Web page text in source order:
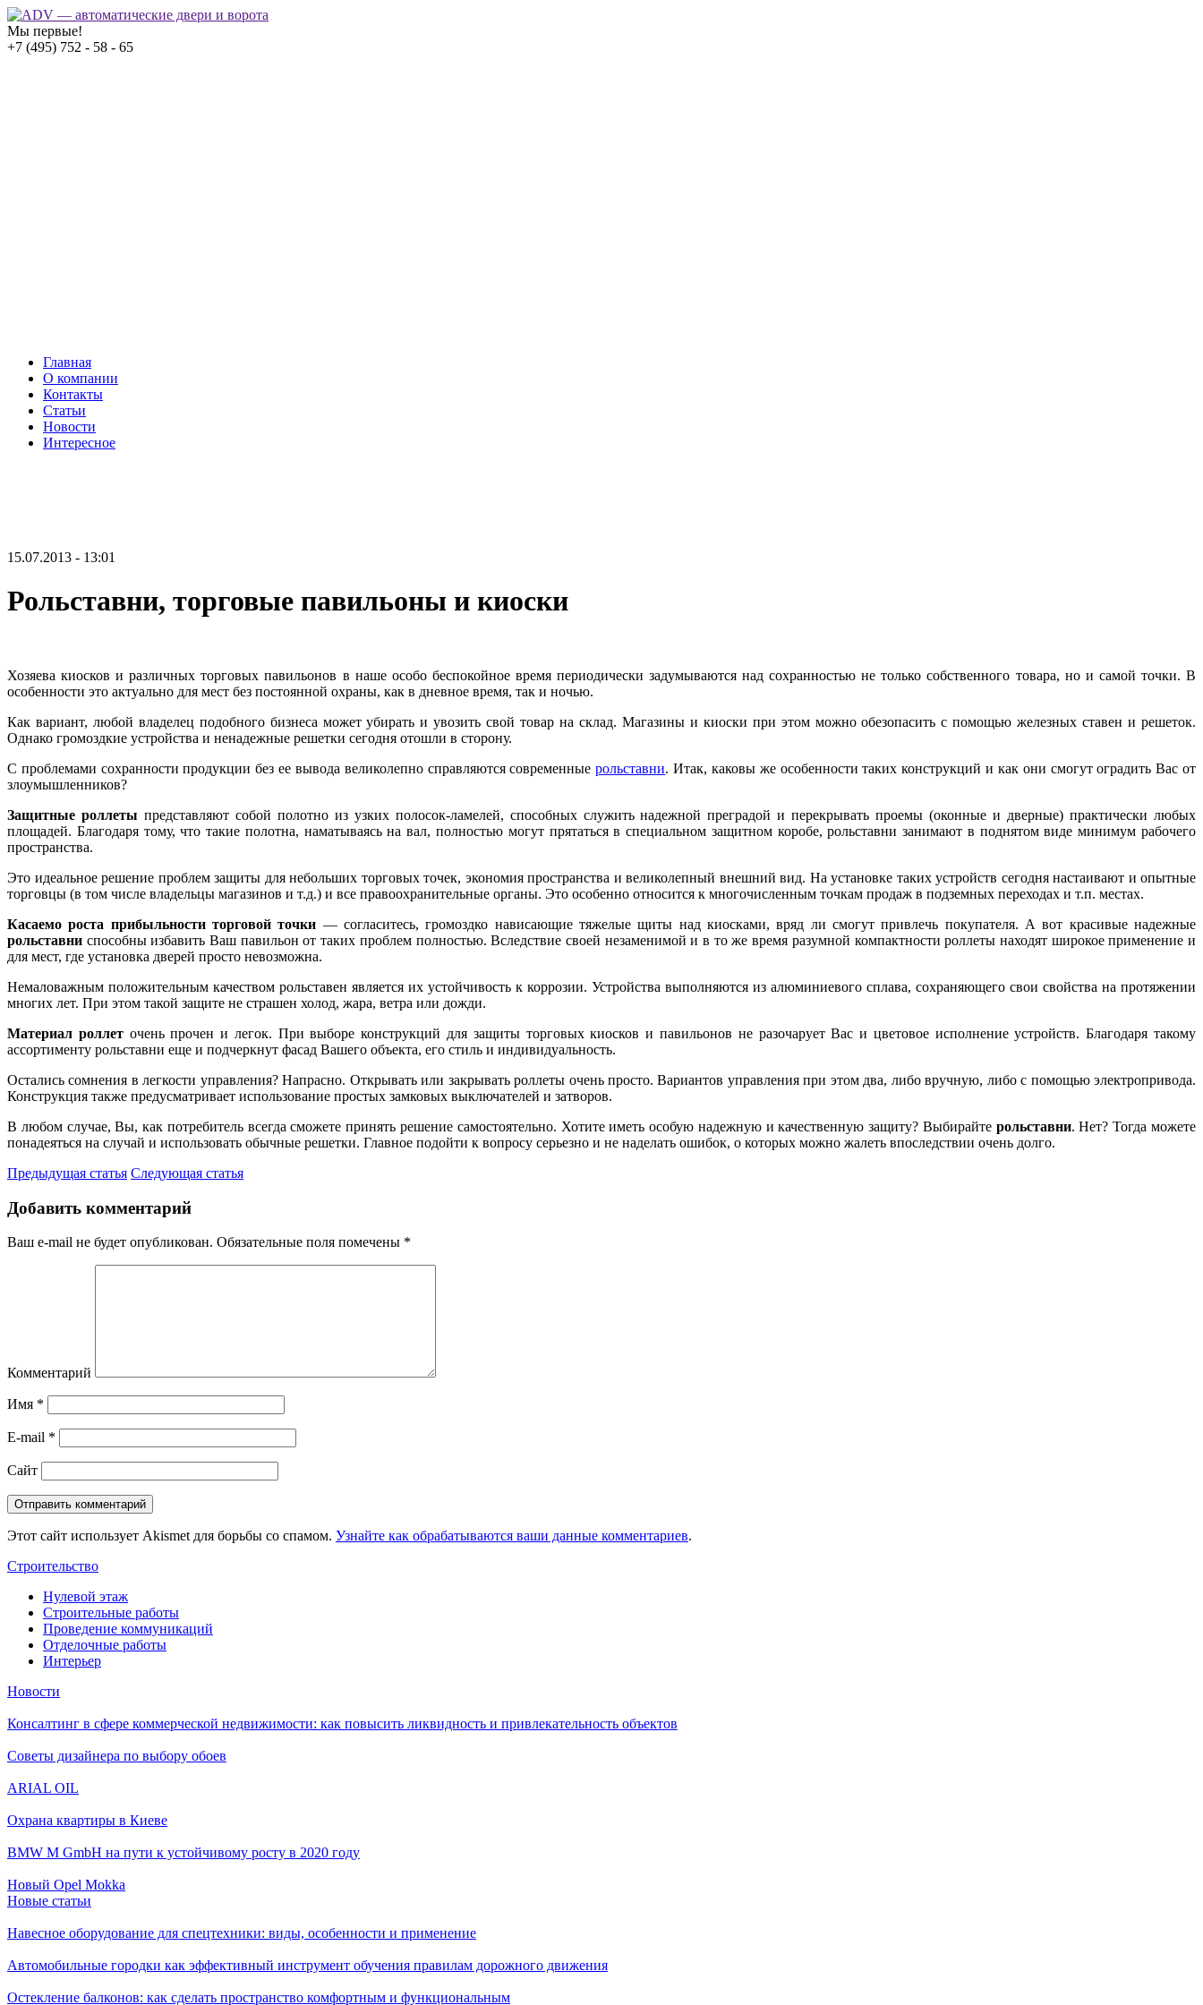
Мы первые!
+7 (495) 752 - 58 - 65
Главная
О компании
Контакты
Статьи
Новости
Интересное
15.07.2013 - 13:01
Рольставни, торговые павильоны и киоски
Хозяева киосков и различных торговых павильонов в наше особо беспокойное время периодически задумываются над сохранностью не только собственного товара, но и самой точки. В
особенности это актуально для мест без постоянной охраны, как в дневное время, так и ночью.
Как вариант, любой владелец подобного бизнеса может убирать и увозить свой товар на склад. Магазины и киоски при этом можно обезопасить с помощью железных ставен и решеток.
Однако громоздкие устройства и ненадежные решетки сегодня отошли в сторону.
С проблемами сохранности продукции без ее вывода великолепно справляются современныерольставни. Итак, каковы же особенности таких конструкций и как они смогут оградить Вас от
злоумышленников?
Защитные роллеты представляют собой полотно из узких полосок-ламелей, способных служить надежной преградой и перекрывать проемы (оконные и дверные) практически любых
площадей. Благодаря тому, что такие полотна, наматываясь на вал, полностью могут прятаться в специальном защитном коробе, рольставни занимают в поднятом виде минимум рабочего
пространства.
Это идеальное решение проблем защиты для небольших торговых точек, экономия пространства и великолепный внешний вид. На установке таких устройств сегодня настаивают и опытные
торговцы (в том числе владельцы магазинов и т.д.) и все правоохранительные органы. Это особенно относится к многочисленным точкам продаж в подземных переходах и т.п. местах.
Касаемо роста прибыльности торговой точки — согласитесь, громоздко нависающие тяжелые щиты над киосками, вряд ли смогут привлечь покупателя. А вот красивые надежные
рольставни способны избавить Ваш павильон от таких проблем полностью. Вследствие своей незаменимой и в то же время разумной компактности роллеты находят широкое применение и
для мест, где установка дверей просто невозможна.
Немаловажным положительным качеством рольставен является их устойчивость к коррозии. Устройства выполняются из алюминиевого сплава, сохраняющего свои свойства на протяжении
многих лет. При этом такой защите не страшен холод, жара, ветра или дожди.
Материал роллеточень прочен и легок. При выборе конструкций для защиты торговых киосков и павильонов не разочарует Вас и цветовое исполнение устройств. Благодаря такому
ассортименту рольставни еще и подчеркнут фасад Вашего объекта, его стиль и индивидуальность.
Остались сомнения в легкости управления? Напрасно. Открывать или закрывать роллеты очень просто. Вариантов управления при этом два, либо вручную, либо с помощью электропривода.
Конструкция также предусматривает использование простых замковых выключателей и затворов.
В любом случае, Вы, как потребитель всегда сможете принять решение самостоятельно. Хотите иметь особую надежную и качественную защиту? Выбирайте рольставни. Нет? Тогда можете
понадеяться на случай и использовать обычные решетки. Главное подойти к вопросу серьезно и не наделать ошибок, о которых можно жалеть впоследствии очень долго.
Предыдущая статья Следующая статья
Добавить комментарий
Ваш e-mail не будет опубликован. Обязательные поля помечены *
Комментарий
Имя *
E-mail *
Сайт
Этот сайт использует Akismet для борьбы со спамом. Узнайте как обрабатываются ваши данные комментариев.
Строительство
Нулевой этаж
Строительные работы
Проведение коммуникаций
Отделочные работы
Интерьер
Новости
Консалтинг в сфере коммерческой недвижимости: как повысить ликвидность и привлекательность объектов
Советы дизайнера по выбору обоев
ARIAL OIL
Охрана квартиры в Киеве
BMW M GmbH на пути к устойчивому росту в 2020 году
Новый Opel Mokka
Новые статьи
Навесное оборудование для спецтехники: виды, особенности и применение
Автомобильные городки как эффективный инструмент обучения правилам дорожного движения
Остекление балконов: как сделать пространство комфортным и функциональным